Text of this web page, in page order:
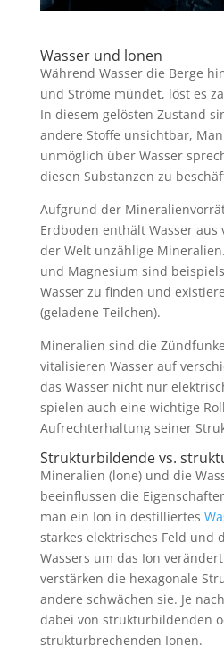
Wasser und lonen
Während Wasser die Berge
und Ströme mündet, löst es
In diesem gelösten Zustand
andere Stoffe unsichtbar,
unmöglich über Wasser
diesen Substanzen zu
Aufgrund der
Erdboden enthält Wasser aus
der Welt unzählige
und Magnesium sind
Wasser zu finden und
(geladene Teilchen).
Mineralien sind die
vitalisieren Wasser auf
das Wasser nicht nur
spielen auch eine wichtige
Aufrechterhaltung seiner
Strukturbildende vs.
Mineralien (lone) und die
beeinflussen die
man ein Ion in destilliertes
starkes elektrisches Feld und
Wassers um das Ion
verstärken die hexagonale
andere schwächen sie. Je
dabei von strukturbildenden
strukturbrechenden Ionen.